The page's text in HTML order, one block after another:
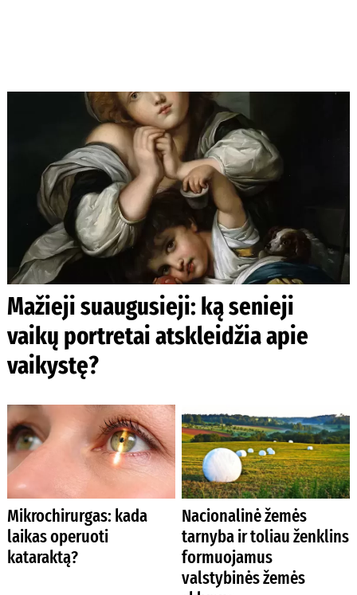
Mažieji suaugusieji: ką senieji
vaikų portretai atskleidžia apie
vaikystę?
Mikrochirurgas: kada
laikas operuoti
kataraktą?
Nacionalinė žemės
tarnyba ir toliau ženklins
formuojamus
valstybinės žemės